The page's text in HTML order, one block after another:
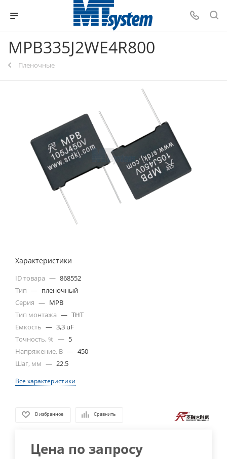
MPB335J2WE4R800
Пленочные
Характеристики
ID товара — 868552
Тип — пленочный
Серия — MPB
Тип монтажа — THT
Емкость — 3,3 uF
Точность, % — 5
Напряжение, В — 450
Шаг, мм — 22.5
Все характеристики
В избранное Сравнить
Цена по запросу